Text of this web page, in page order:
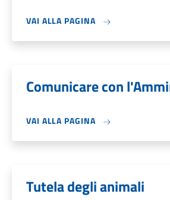
VAI ALLA PAGINA
Comunicare con
VAI ALLA PAGINA
Tutela degli animali